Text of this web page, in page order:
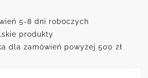
5-8 dni roboczych
produkty
dla zamówień powyżej 500 zł